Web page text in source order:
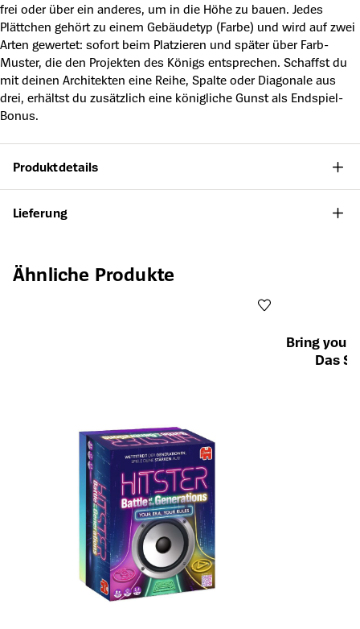
frei oder über ein anderes, um in die Höhe zu bauen. Jedes
Plättchen gehört zu einem Gebäudetyp (Farbe) und wird auf zwei
Arten gewertet: sofort beim Platzieren und später über Farb-
Muster, die den Projekten des Königs entsprechen. Schaffst du
mit deinen Architekten eine Reihe, Spalte oder Diagonale aus
drei, erhältst du zusätzlich eine königliche Gunst als Endspiel-
Bonus.
Produktdetails
Lieferung
Produktgalerie überspringen
Ähnliche Produkte
Bring your
Das